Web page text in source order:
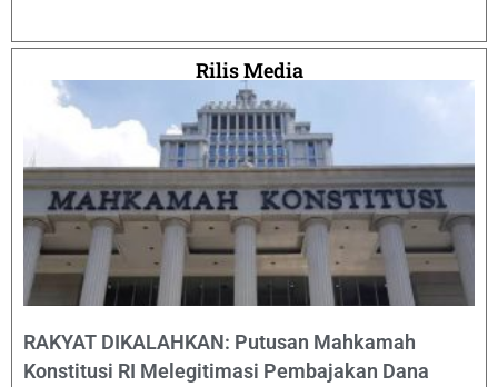
Rilis Media
RAKYAT DIKALAHKAN: Putusan Mahkamah
Konstitusi RI Melegitimasi Pembajakan Dana